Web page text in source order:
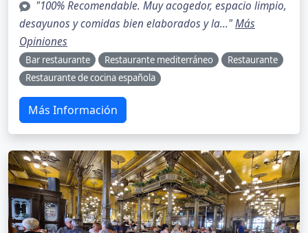
"100% Recomendable. Muy acogedor, espacio limpio,
desayunos y comidas bien elaborados y la..."Más
Opiniones
Bar restaurante Restaurante mediterráneo
Restaurante
Restaurante de cocina española
Más Información